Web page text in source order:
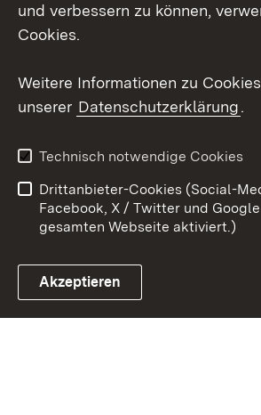
Link zum Landesportal
Barrierefreiheit
Impressum
Cookies
und verbessern zu können,
Cookies.
Weitere Informationen zu
unserer Datenschutzerklärung.
Technisch notwendige Cookies
Drittanbieter-Cookies (Social-
Facebook, X / Twitter und
gesamten Webseite aktiviert.)
Akzeptieren